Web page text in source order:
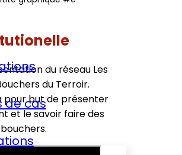
de cas
du réseau Les
du Terroir.
pour but de présenter
et le savoir faire des
bouchers.